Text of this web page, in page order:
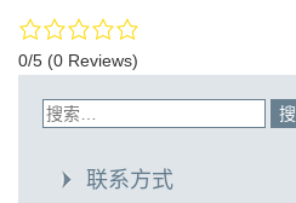
0/5 (0 Reviews)
联系方式